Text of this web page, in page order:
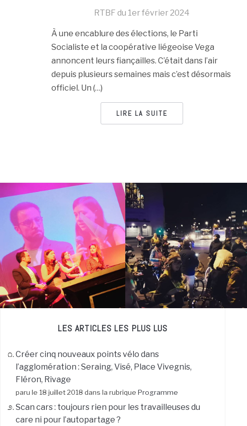
RTBF du 1er février 2024
À une encablure des élections, le Parti
Socialiste et la coopérative liégeoise Vega
annoncent leurs fiançailles. C’était dans l’air
depuis plusieurs semaines mais c’est désormais
officiel. Un (…)
LIRE LA SUITE
LES ARTICLES LES PLUS LUS
Créer cinq nouveaux points vélo dans
l’agglomération : Seraing, Visé, Place Vivegnis,
Fléron, Rivage
paru le 18 juillet 2018 dans la rubrique Programme
Scan cars : toujours rien pour les travailleuses du
care ni pour l’autopartage ?